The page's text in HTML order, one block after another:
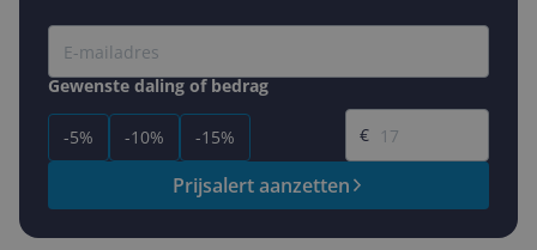
Gewenste daling of bedrag
-5% -10% -15%
Gewenste prijs
€
Prijsalert aanzetten